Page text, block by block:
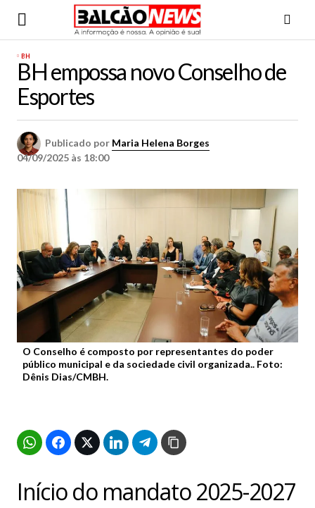
BH
BH empossa novo Conselho de
Esportes
Publicado por Maria Helena Borges
04/09/2025 às 18:00
O Conselho é composto por representantes do poder
público municipal e da sociedade civil organizada.. Foto:
Dênis Dias/CMBH.
Início do mandato 2025-2027